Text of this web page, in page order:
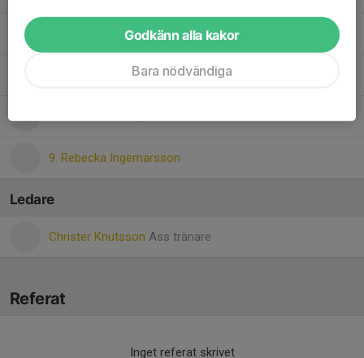
6. Maja Knutsson
Mathilda Palmquist
9. Rebecka Ingemarsson
Ledare
Christer Knutsson Ass tränare
Referat
Inget referat skrivet
Godkänn alla kakor
Bara nödvändiga